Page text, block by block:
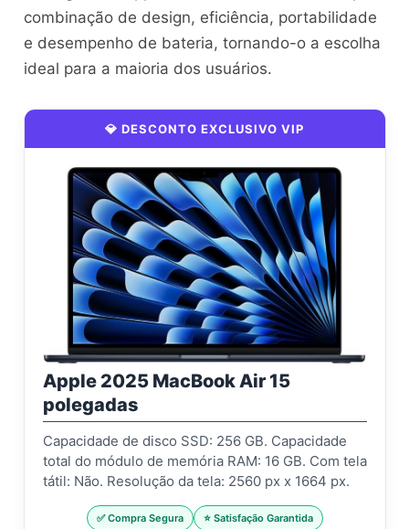
combinação de design, eficiência, portabilidade
e desempenho de bateria, tornando-o a escolha
ideal para a maioria dos usuários.
💎 DESCONTO EXCLUSIVO VIP
Apple 2025 MacBook Air 15
polegadas
Capacidade de disco SSD: 256 GB. Capacidade
total do módulo de memória RAM: 16 GB. Com tela
tátil: Não. Resolução da tela: 2560 px x 1664 px.
✅ Compra Segura
⭐ Satisfação Garantida